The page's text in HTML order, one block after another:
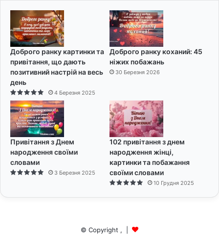
Доброго ранку картинки та
привітання, що дають
позитивний настрій на весь
день
4 Березня 2025
Доброго ранку коханий: 45
ніжих побажань
30 Березня 2026
Привітання з Днем
народження своїми
словами
3 Березня 2025
102 привітання з днем
народження жінці,
картинки та побажання
своїми словами
10 Грудня 2025
© Copyright ,